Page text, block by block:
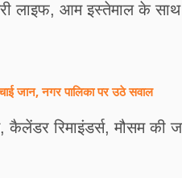
लाइफ, आम इस्तेमाल के
जान, नगर पालिका पर उठे सवाल
रिमाइंडर्स, मौसम की